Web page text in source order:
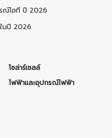
ณ์ไอที ปี 2026
นปี 2026
โซล่าร์เซลล์
ไฟฟ้าและอุปกรณ์ไฟฟ้า